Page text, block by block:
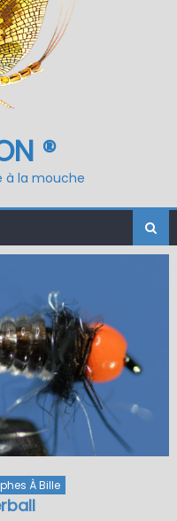
®
à la mouche
À Bille